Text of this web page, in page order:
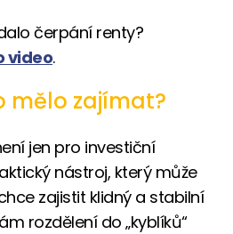
čerpání renty?
video.
mělo zajímat?
jen pro investiční
nástroj, který může
zajistit klidný a stabilní
rozdělení do „kyblíků“